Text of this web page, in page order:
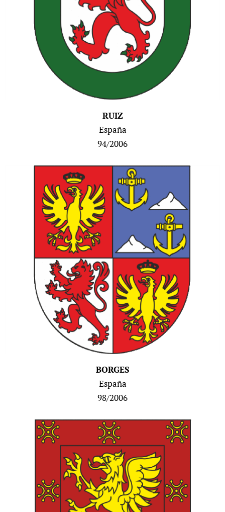
RUIZ
España
94/2006
BORGES
España
98/2006